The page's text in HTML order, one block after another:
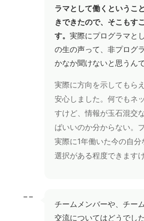
ラマとして働くというこ
きできたので、そこもす
す。 実際にプログラマと
の生の声って、非プログ
かなか聞けないと思うんで
実際に方向を示してもら
安心しました。何でもネ
すけど、情報が玉石混交
ばいいのか分からない。
実際に1年働いた今の自
選択がある程度できますけ
−−
チームメンバーや、チー
交流についてはどうでし